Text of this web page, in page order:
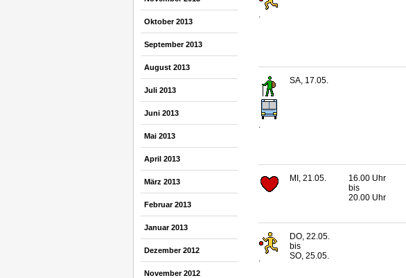
Oktober 2013
September 2013
August 2013
Juli 2013
Juni 2013
Mai 2013
April 2013
März 2013
Februar 2013
Januar 2013
Dezember 2012
November 2012
.
SA, 17.05.
MI, 21.05.
16.00 Uhr
bis
20.00 Uhr
.
DO, 22.05.
bis
SO, 25.05.